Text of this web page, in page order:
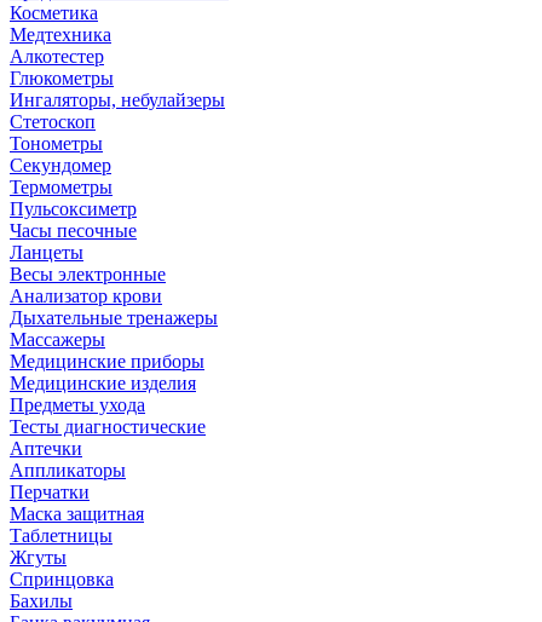
Косметика
Медтехника
Алкотестер
Глюкометры
Ингаляторы, небулайзеры
Стетоскоп
Тонометры
Секундомер
Термометры
Пульсоксиметр
Часы песочные
Ланцеты
Весы электронные
Анализатор крови
Дыхательные тренажеры
Массажеры
Медицинские приборы
Медицинские изделия
Предметы ухода
Тесты диагностические
Аптечки
Аппликаторы
Перчатки
Маска защитная
Таблетницы
Жгуты
Спринцовка
Бахилы